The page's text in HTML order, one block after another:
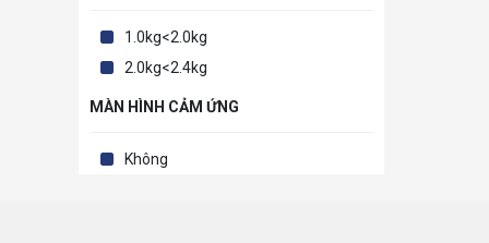
1.0kg<2.0kg
2.0kg<2.4kg
MÀN HÌNH CẢM ỨNG
Không